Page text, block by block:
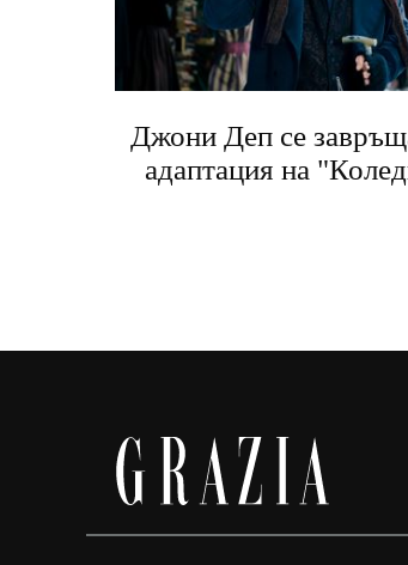
Джони Деп се
адаптация на